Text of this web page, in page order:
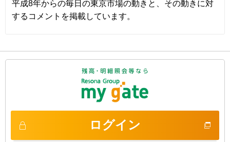
平成8年からの毎日の東京市場の動きと、その動きに対
するコメントを掲載しています。
ログイン